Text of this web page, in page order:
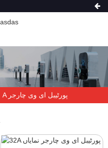
32A پورٹیبل ای وی چارجر